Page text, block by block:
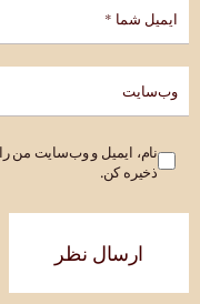
نام، ایمیل و وب‌سایت من
ذخیره کن.
ارسال نظر